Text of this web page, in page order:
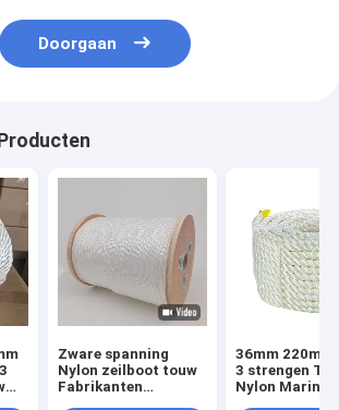
Doorgaan
Zware spanning
Nylon zeilboot touw
Fabrikanten
36mm 220m
3 strengen
Nylon Marine